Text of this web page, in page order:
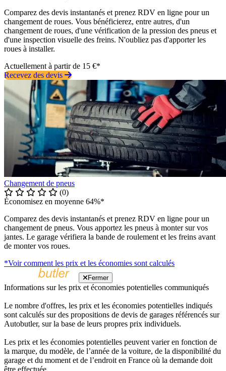
Comparez des devis instantanés et prenez RDV en ligne pour un
changement de roues. Vous bénéficierez, entre autres, d'un
changement de roues, d'une vérification de la pression des pneus et
d'une inspection visuelle des freins. N'oubliez pas d'apporter les
roues à installer.
Actuellement à partir de 15 €*
Recevez des devis
Changement de pneus
(0)
Économisez en moyenne 64%*
Comparez des devis instantanés et prenez RDV en ligne pour un
changement de pneus. Vous apportez les pneus à monter sur vos
jantes. Le garage vérifiera la bande de roulement et les freins avant
de monter vos roues.
*Voir comment les prix et les économies sont calculés
Fermer
Informations sur les prix et économies potentielles communiqués
Le nombre d'offres, les prix et les économies potentielles indiqués
sont calculés sur des propositions de devis de garages référencés sur
Autobutler, sur la base de leurs propres prix individuels.
Les prix et les économies potentielles peuvent varier en fonction de
la marque, du modèle, de l’année de la voiture, de la disponibilité du
garage et du moment et de l’endroit en France où la demande doit
être effectuée.